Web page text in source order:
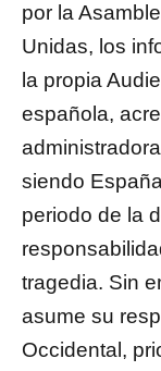
por la
Unidas, los
la propia
española,
siendo
periodo de la
tragedia. Sin
asume su
Occidental,